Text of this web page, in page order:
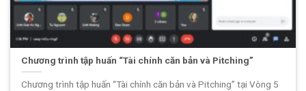
Chương trình tập huấn “Tài chính căn bản và Pitching”
Chương trình tập huấn “Tài chính căn bản và Pitching” tại Vòng 5